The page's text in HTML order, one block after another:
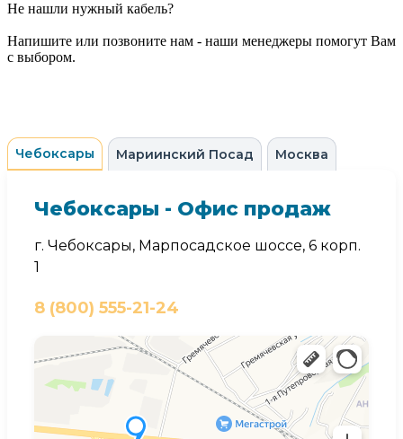
Не нашли нужный кабель?
Напишите или позвоните нам - наши менеджеры помогут Вам
с выбором.
Чебоксары Мариинский Посад Москва
Чебоксары - Офис продаж
г. Чебоксары, Марпосадское шоссе, 6 корп.
1
8 (800) 555-21-24